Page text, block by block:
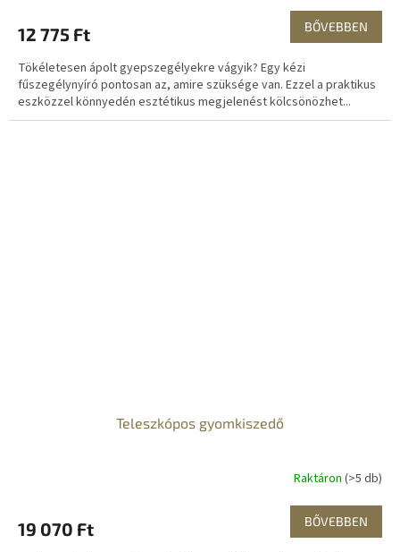
12 775 Ft BŐVEBBEN
Tökéletesen ápolt gyepszegélyekre vágyik? Egy kézi
fűszegélynyíró pontosan az, amire szüksége van. Ezzel a praktikus
eszközzel könnyedén esztétikus megjelenést kölcsönözhet...
Teleszkópos gyomkiszedő
Raktáron (>5 db)
19 070 Ft BŐVEBBEN